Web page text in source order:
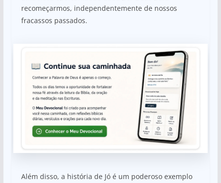
recomeçarmos, independentemente de nossos
fracassos passados.
Além disso, a história de Jó é um poderoso exemplo